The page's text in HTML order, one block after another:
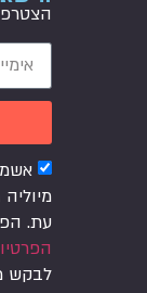
עת.
לבקש